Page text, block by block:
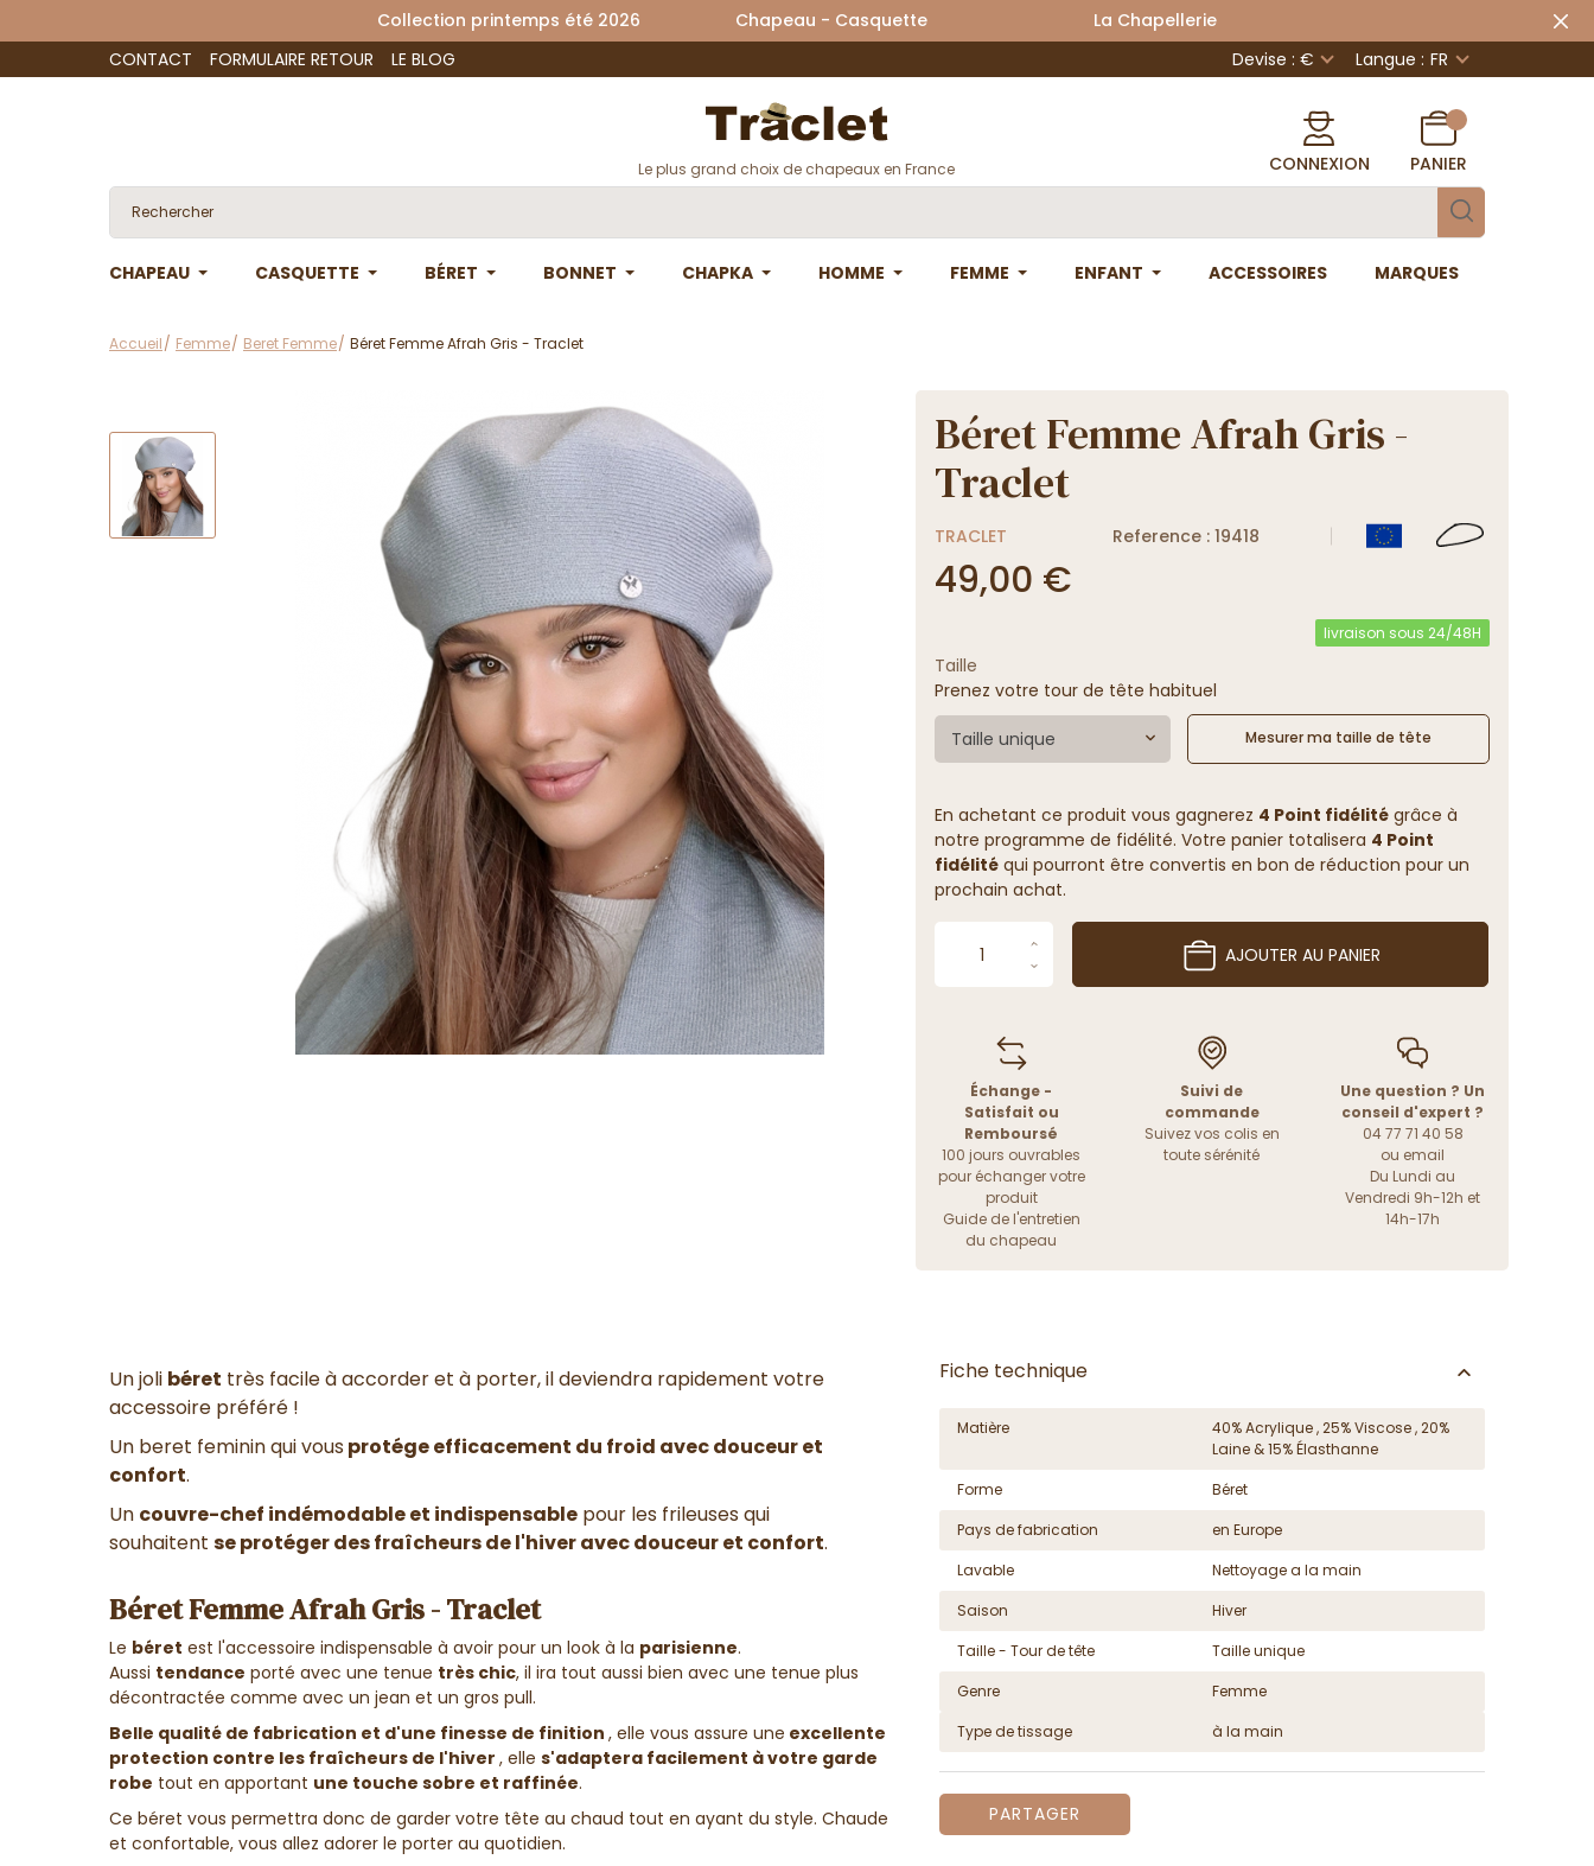
Collection printemps été 2026 Chapeau - Casquette La Chapellerie
CONTACT
FORMULAIRE RETOUR LE BLOG Devise : € Langue : FR
Le plus grand choix de chapeaux en France CONNEXION PANIER
CHAPEAU CASQUETTE BÉRET BONNET CHAPKA HOMME FEMME ENFANT ACCESSOIRES MARQUES
Accueil Femme Beret Femme Béret Femme Afrah Gris - Traclet
Béret Femme Afrah Gris -
Traclet
TRACLET Reference : 19418
49,00 €
livraison sous 24/48H
Taille
Prenez votre tour de tête habituel
Taille unique Mesurer ma taille de tête
En achetant ce produit vous gagnerez 4 Point fidélitégrâce à
notre programme de fidélité. Votre panier totalisera 4 Point
fidélitéqui pourront être convertis en bon de réduction pour un
prochain achat.
AJOUTER AU PANIER
Échange -
Satisfait ou
Remboursé
100 jours ouvrables
pour échanger votre
produit
Guide de l'entretien
du chapeau
Suivi de
commande
Suivez vos colis en
toute sérénité
Une question ? Un
conseil d'expert ?
04 77 71 40 58
ou email
Du Lundi au
Vendredi 9h-12h et
14h-17h
Un joli béret très facile à accorder et à porter, il deviendra rapidement votre
accessoire préféré !
Un beret feminin qui vousprotége efficacement du froid avec douceur et
confort.
Un couvre-chef indémodable et indispensable pour les frileuses qui
souhaitent se protéger des fraîcheurs de l'hiver avec douceur et confort.
Béret Femme Afrah Gris - Traclet
Le béret est l'accessoire indispensable à avoir pour un look à la parisienne.
Aussi tendance porté avec une tenue très chic, il ira tout aussi bien avec une tenue plus
décontractée comme avec un jean et un gros pull.
Belle qualité de fabrication et d'une finesse de finition , elle vous assure une excellente
protection contre les fraîcheurs de l'hiver , elle s'adaptera facilement à votre garde
robe tout en apportant une touche sobre et raffinée.
Ce béret vous permettra donc de garder votre tête au chaud tout en ayant du style. Chaude
et confortable, vous allez adorer le porter au quotidien.
Fiche technique
Matière
40% Acrylique , 25% Viscose , 20%
Laine & 15% Élasthanne
Forme
Béret
Pays de fabrication
en Europe
Lavable
Nettoyage a la main
Saison
Hiver
Taille - Tour de tête
Taille unique
Genre
Femme
Type de tissage
à la main
PARTAGER